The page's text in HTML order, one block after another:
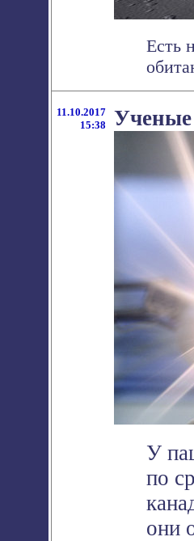
Есть
11.10.2017
15:38
Ученые
У
по
они